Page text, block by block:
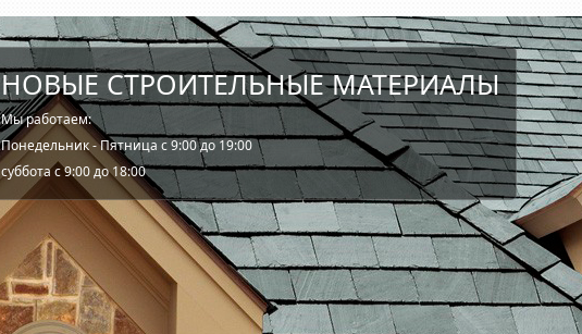
НОВЫЕ СТРОИТЕЛЬНЫЕ МАТЕРИАЛЫ
Мы работаем:
Понедельник - Пятница с 9:00 до 19:00
суббота с 9:00 до 18:00